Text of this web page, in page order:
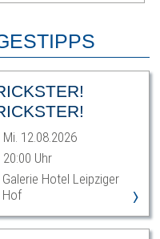
Mi. 12.08.2026
20:00 Uhr
Galerie Hotel Leipziger
Hof
›